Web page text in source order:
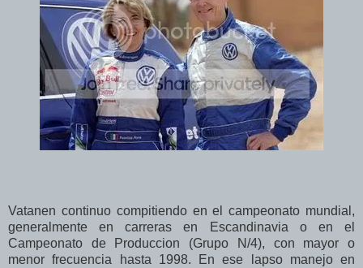
Vatanen continuo compitiendo en el campeonato mundial,
generalmente en carreras en Escandinavia o en el
Campeonato de Produccion (Grupo N/4), con mayor o
menor frecuencia hasta 1998. En ese lapso manejo en